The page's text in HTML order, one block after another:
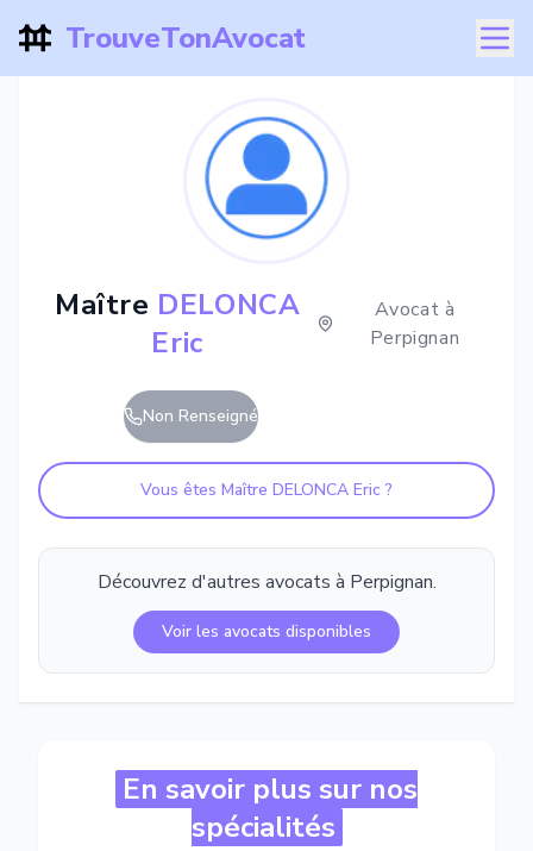
TrouveTonAvocat
Maître DELONCA
Eric
Avocat à
Perpignan
Non Renseigné
Vous êtes Maître DELONCA Eric ?
Découvrez d'autres avocats à Perpignan.
Voir les avocats disponibles
En savoir plus sur nos
spécialités